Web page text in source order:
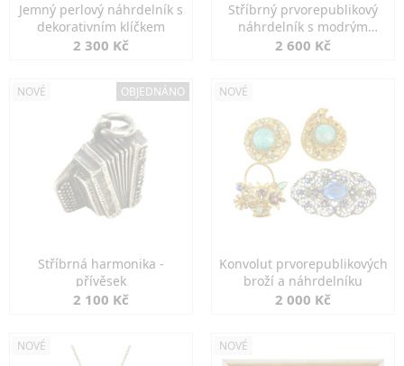
Jemný perlový náhrdelník s
dekorativním klíčkem
2 300 Kč
Stříbrný prvorepublikový
náhrdelník s modrým
spinelem
2 600 Kč
NOVÉ OBJEDNÁNO
Stříbrná harmonika -
přívěsek
2 100 Kč
NOVÉ
Konvolut prvorepublikových
broží a náhrdelníku
2 000 Kč
NOVÉ NOVÉ